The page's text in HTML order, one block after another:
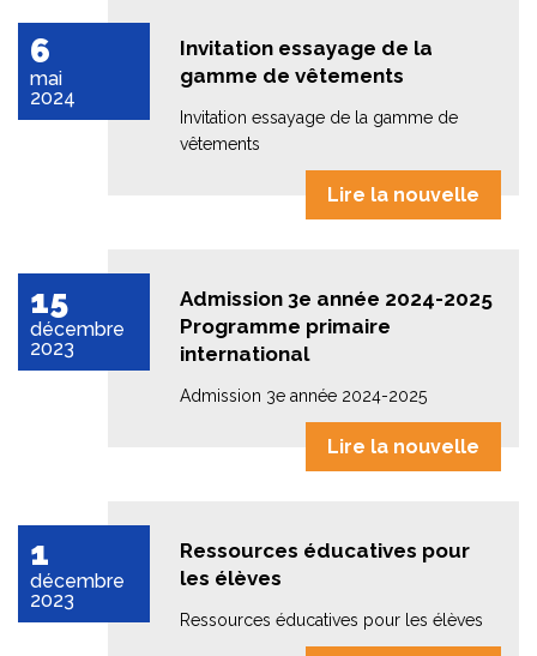
6
mai
2024
Invitation essayage de la
gamme de vêtements
Invitation essayage de la gamme de
vêtements
Lire la nouvelle
15
décembre
2023
Admission 3e année 2024-2025
Programme primaire
international
Admission 3e année 2024-2025
Lire la nouvelle
1
décembre
2023
Ressources éducatives pour
les élèves
Ressources éducatives pour les élèves